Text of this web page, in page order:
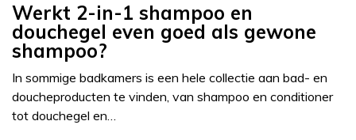
Werkt 2-in-1 shampoo en
douchegel even goed als gewone
shampoo?
In sommige badkamers is een hele collectie aan bad- en
doucheproducten te vinden, van shampoo en conditioner
tot douchegel en…